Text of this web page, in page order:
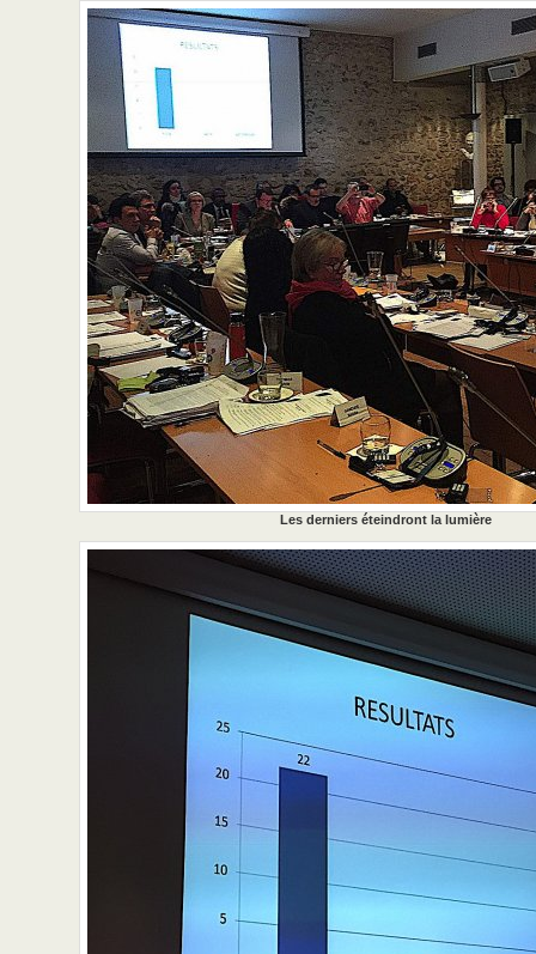
Les derniers éteindront la lumière